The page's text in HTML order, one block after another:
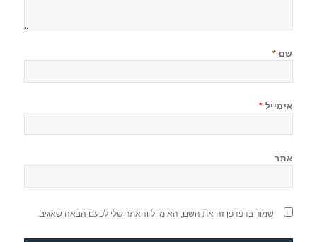
שם *
אימייל *
אתר
שמור בדפדפן זה את השם, האימייל והאתר שלי לפעם הבאה שאגיב.